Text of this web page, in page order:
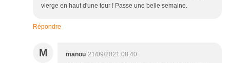
vierge en haut d'une tour ! Passe une belle semaine.
Répondre
M manou 21/09/2021 08:40